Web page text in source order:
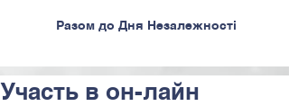
Разом до Дня Незалежності
Участь в он-лайн